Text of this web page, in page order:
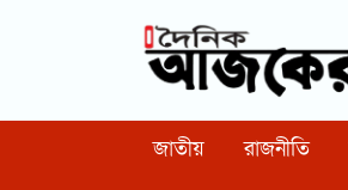
জাতীয় রাজনীতি